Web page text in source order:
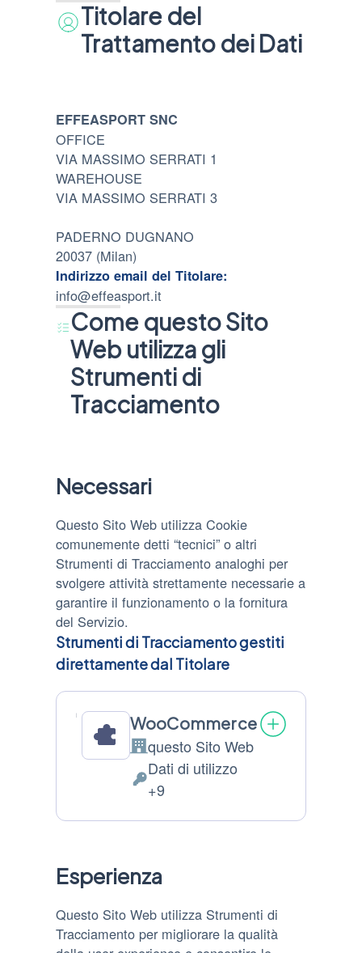
Titolare del
Trattamento dei Dati
EFFEASPORT SNC
OFFICE
VIA MASSIMO SERRATI 1
WAREHOUSE
VIA MASSIMO SERRATI 3
PADERNO DUGNANO
20037 (Milan)
Indirizzo email del Titolare:
info@effeasport.it
Come questo Sito
Web utilizza gli
Strumenti di
Tracciamento
Necessari
Questo Sito Web utilizza Cookie
comunemente detti “tecnici” o altri
Strumenti di Tracciamento analoghi per
svolgere attività strettamente necessarie a
garantire il funzionamento o la fornitura
del Servizio.
Strumenti di Tracciamento gestiti
direttamente dal Titolare
WooCommerce
Azienda:
questo Sito Web
Dati
Dati di utilizzo
+9
Esperienza
Questo Sito Web utilizza Strumenti di
Tracciamento per migliorare la qualità